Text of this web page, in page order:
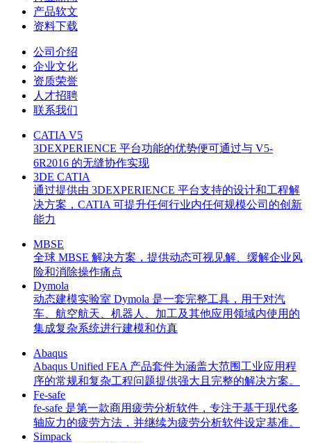
产品软文
资料下载
公司介绍
企业文化
资质荣誉
人才招聘
联系我们
CATIA V5
3DEXPERIENCE 平台功能的优势便可通过与 V5-
6R2016 的无缝协作实现
3DE CATIA
通过提供由 3DEXPERIENCE 平台支持的设计和工程解
决方案，CATIA 可提升任何行业内任何规模公司的创新
能力
MBSE
全球 MBSE 解决方案，提供动态可视见解、缓解企业风
险和消除操作痛点
Dymola
动态建模实验室 Dymola 是一套完整工具，用于对汽
车、航空航天、机器人、加工及其他应用领域内使用的
集成复杂系统进行建模和仿真
Abaqus
Abaqus Unified FEA 产品套件为涵盖大范围工业应用程
序的常规和复杂工程问题提供强大且完整的解决方案。
Fe-safe
fe-safe 是第一款商用疲劳分析软件，专注于基于现代多
轴应力的疲劳方法，并继续为疲劳分析软件设定基准。
Simpack